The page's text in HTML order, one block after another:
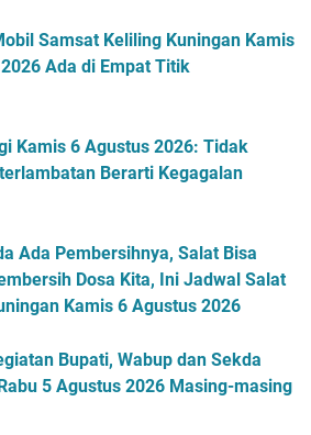
Samsat Keliling Kuningan Kamis
Ada di Empat Titik
Kamis 6 Agustus 2026: Tidak
Berarti Kegagalan
Ada Pembersihnya, Salat Bisa
Dosa Kita, Ini Jadwal Salat
Kamis 6 Agustus 2026
Bupati, Wabup dan Sekda
5 Agustus 2026 Masing-masing